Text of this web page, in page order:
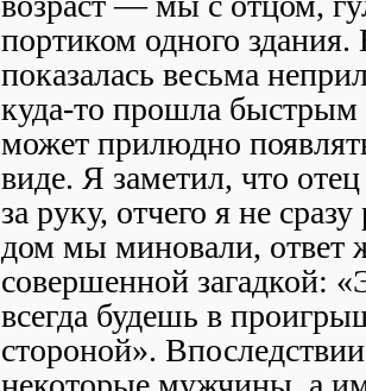
портиком одного
показалась весьма
куда-то прошла быстрым
может прилюдно
виде. Я заметил, что
за руку, отчего я не
дом мы миновали, ответ
совершенной загадкой:
всегда будешь в
стороной».